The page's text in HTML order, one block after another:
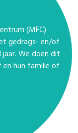
(MFC)
gedrags- en/of
jaar. We doen dit
en hun familie of